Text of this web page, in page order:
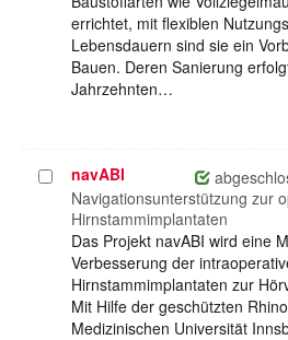
errichtet, mit flexiblen
Lebensdauern sind sie ein
Bauen. Deren Sanierung
Jahrzehnten…
Projekt
auswählen
navABI
Navigationsunterstützung zur
Hirnstammimplantaten
Das Projekt navABI wird eine
Verbesserung der
Hirnstammimplantaten zur
Mit Hilfe der geschützten
Medizinischen Universität